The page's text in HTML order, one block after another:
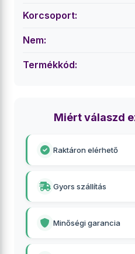
Korcsoport:
Nem:
Termékkód:
Miért válaszd
Raktáron elérhető
Gyors szállítás
Minőségi garancia